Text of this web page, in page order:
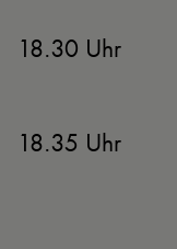
18.30 Uhr
18.35 Uhr